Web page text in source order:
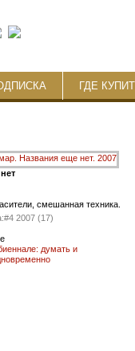
ГДЕ
смешанная техника.
#4 2007 (17)
думать и